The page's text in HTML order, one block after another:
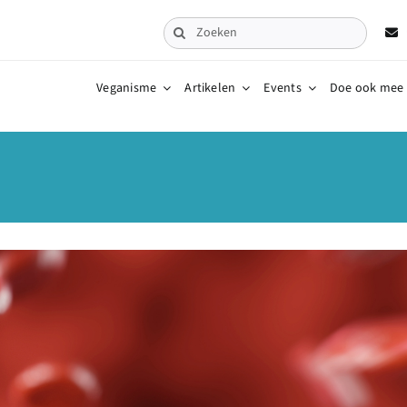
Zoeken
naar:
Veganisme Artikelen Events Doe ook mee